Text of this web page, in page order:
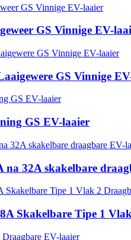
GS Vinnige EV-
GS Vinnige
GS EV-laaier
na 32A skakelbare
Skakelbare Tipe 1